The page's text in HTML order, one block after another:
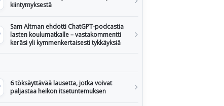
kiintymyksestä
Sam Altman ehdotti ChatGPT-podcastia
lasten koulumatkalle – vastakommentti
keräsi yli kymmenkertaisesti tykkäyksiä
6 töksäyttävää lausetta, jotka voivat
paljastaa heikon itsetuntemuksen